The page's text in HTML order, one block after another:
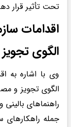
تحت تأثیر قرار
اقدامات
الگوی
وی با اشاره به
الگوی تجویز و
راهنماهای
جمله راهکارهای